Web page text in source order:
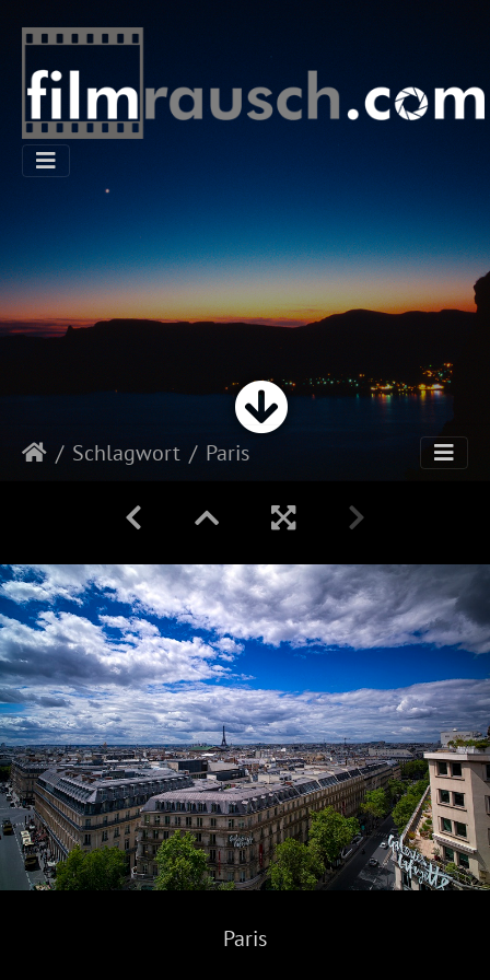
Schlagwort Paris
Paris